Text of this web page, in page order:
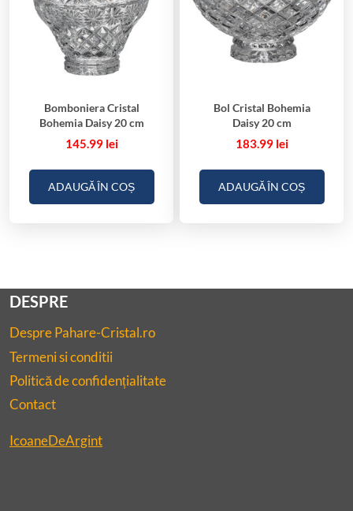
Bomboniera Cristal
Bohemia Daisy 20 cm
145.99 lei
ADAUGĂ ÎN COȘ
Bol Cristal Bohemia
Daisy 20 cm
183.99 lei
ADAUGĂ ÎN COȘ
DESPRE
Despre Pahare-Cristal.ro
Termeni si conditii
Politică de confidențialitate
Contact
IcoaneDeArgint